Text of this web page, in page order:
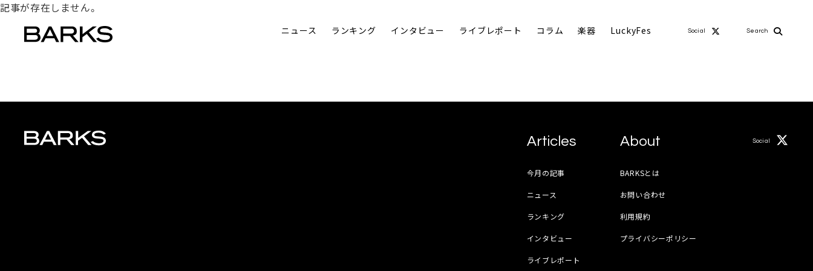
ニュース ランキング インタビュー ライブレポート コラム 楽器 LuckyFes Social Search
記事が存在しません。
Articles
今月の記事
ニュース
ランキング
インタビュー
ライブレポート
About
BARKSとは
お問い合わせ
利用規約
プライバシーポリシー
Social